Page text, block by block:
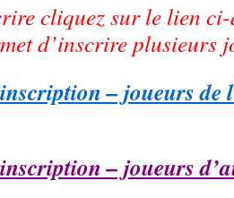
cliquez sur le lien
d’inscrire plusieurs
– joueurs de
– joueurs